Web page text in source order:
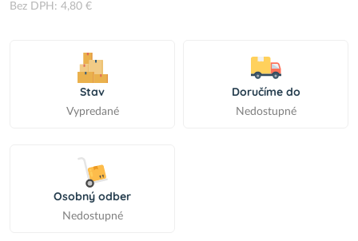
Bez DPH: 4,80 €
Stav
Vypredané
Doručíme do
Nedostupné
Osobný odber
Nedostupné